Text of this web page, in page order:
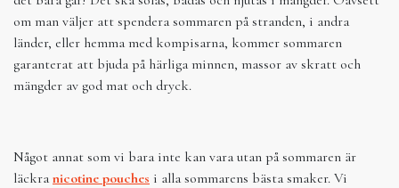
om man väljer att spendera sommaren på stranden, i andra
länder, eller hemma med kompisarna, kommer sommaren
garanterat att bjuda på härliga minnen, massor av skratt och
mängder av god mat och dryck.
Något annat som vi bara inte kan vara utan på sommaren är
läckra nicotine pouches i alla sommarens bästa smaker. Vi